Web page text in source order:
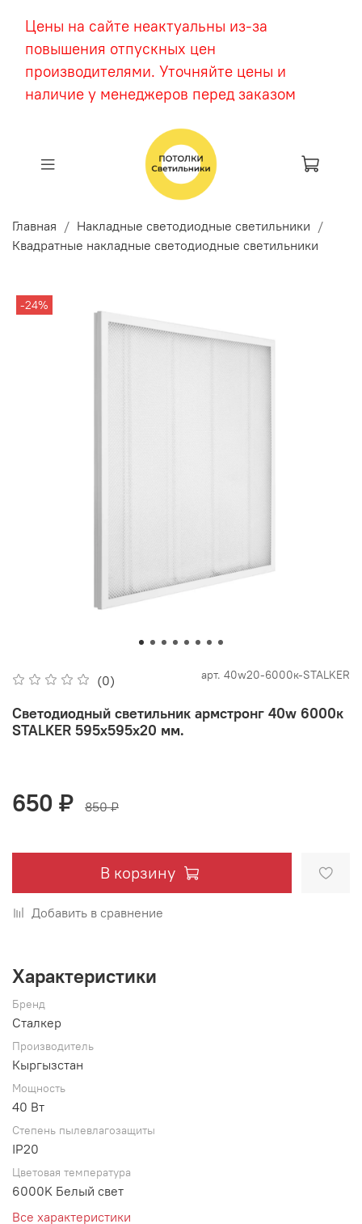
Цены на сайте неактуальны из-за
повышения отпускных цен
производителями. Уточняйте цены и
наличие у менеджеров перед заказом
Главная
Накладные светодиодные светильники
Квадратные накладные светодиодные светильники
-24%
(0) арт. 40w20-6000к-STALKER
Светодиодный светильник армстронг 40w 6000к
STALKER 595х595х20 мм.
650 ₽ 850 ₽
В корзину
Добавить в сравнение
Характеристики
Бренд
Сталкер
Производитель
Кыргызстан
Мощность
40 Вт
Степень пылевлагозащиты
IP20
Цветовая температура
6000K Белый свет
Все характеристики